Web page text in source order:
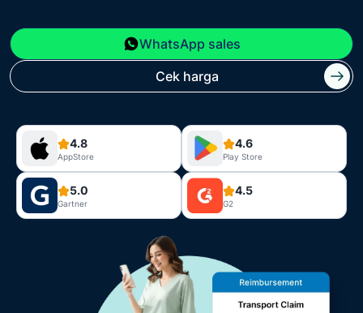
WhatsApp sales
Cek harga
4.8
AppStore
4.6
Play Store
5.0
Gartner
4.5
G2